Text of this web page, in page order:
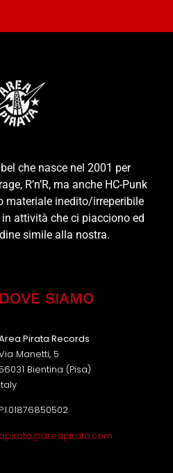
che nasce nel 2001 per
R’n’R, ma anche HC-Punk
materiale inedito/irreperibile
attività che ci piacciono ed
simile alla nostra.
DOVE SIAMO
Pirata Records
Manetti, 5
56031 Bientina (Pisa)
Italy
P.I.01876850502
apirata@areapirata.com